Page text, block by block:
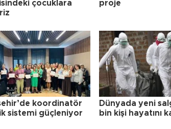
çocuklara
proje
koordinatör
sistemi güçleniyor
Dünyada yeni
bin kişi hayatını